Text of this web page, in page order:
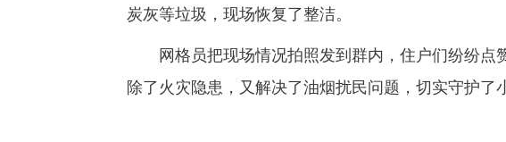
炭灰等垃圾，现场恢复了整洁。
网格员把现场情况拍照发到群内，住户们纷纷点
除了火灾隐患，又解决了油烟扰民问题，切实守护了